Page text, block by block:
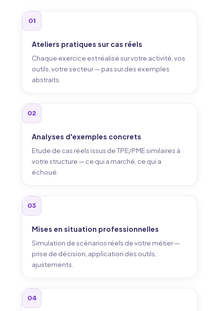
01
Ateliers pratiques sur cas réels
Chaque exercice est réalisé sur votre activité, vos
outils, votre secteur — pas sur des exemples
abstraits.
02
Analyses d'exemples concrets
Etude de cas réels issus de TPE/PME similaires à
votre structure — ce qui a marché, ce qui a
échoué.
03
Mises en situation professionnelles
Simulation de scénarios réels de votre métier —
prise de décision, application des outils,
ajustements.
04